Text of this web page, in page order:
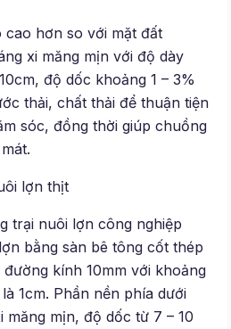
hơn so với mặt đất
xi măng mịn với độ dày
độ dốc khoảng 1 – 3%
thải, chất thải để thuận tiện
sóc, đồng thời giúp chuồng
trại nuôi lợn công nghiệp
bằng sàn bê tông cốt thép
kính 10mm với khoảng
1cm. Phần nền phía dưới
măng mịn, độ dốc từ 7 – 10